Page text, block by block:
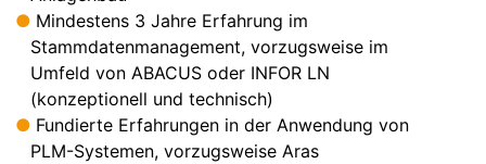
Mindestens 3 Jahre Erfahrung im
Stammdatenmanagement, vorzugsweise im
Umfeld von ABACUS oder INFOR LN
(konzeptionell und technisch)
Fundierte Erfahrungen in der Anwendung von
PLM-Systemen, vorzugsweise Aras